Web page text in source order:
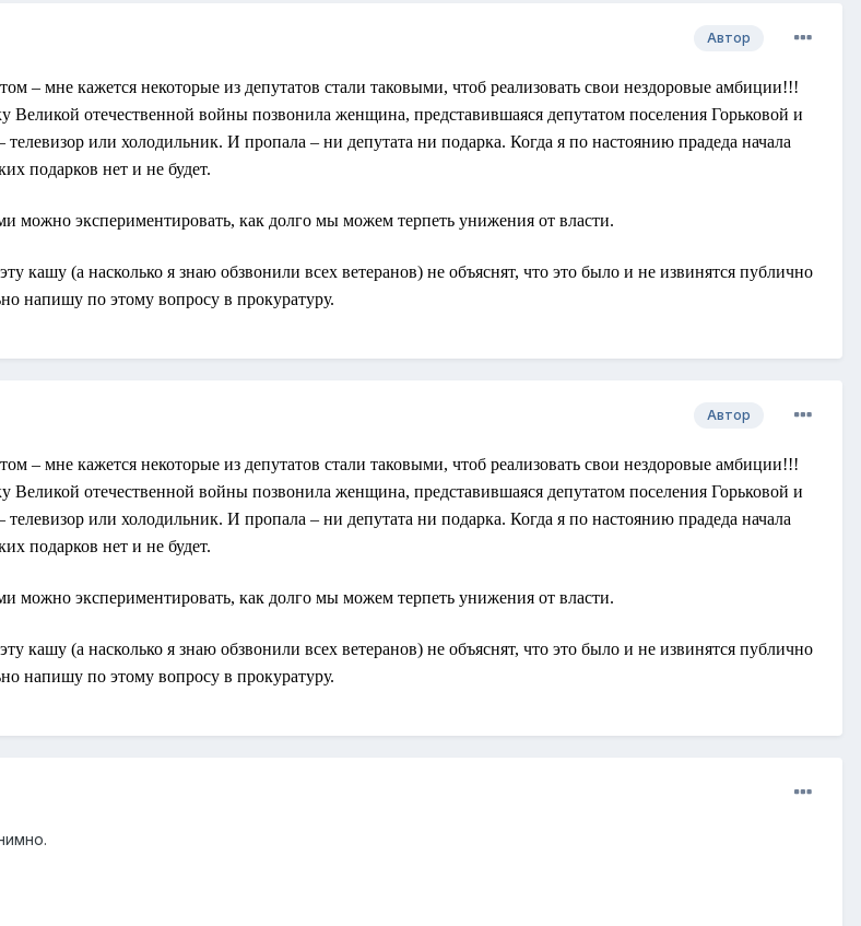
Автор
– мне кажется некоторые из депутатов стали таковыми, чтоб реализовать свои нездоровые амбиции!!!
Великой отечественной войны позвонила женщина, представившаяся депутатом поселения Горьковой и
или холодильник. И пропала – ни депутата ни подарка. Когда я по настоянию прадеда начала
подарков нет и не будет.
можно экспериментировать, как долго мы можем терпеть унижения от власти.
кашу (а насколько я знаю обзвонили всех ветеранов) не объяснят, что это было и не извинятся публично
напишу по этому вопросу в прокуратуру.
Автор
– мне кажется некоторые из депутатов стали таковыми, чтоб реализовать свои нездоровые амбиции!!!
Великой отечественной войны позвонила женщина, представившаяся депутатом поселения Горьковой и
или холодильник. И пропала – ни депутата ни подарка. Когда я по настоянию прадеда начала
подарков нет и не будет.
можно экспериментировать, как долго мы можем терпеть унижения от власти.
кашу (а насколько я знаю обзвонили всех ветеранов) не объяснят, что это было и не извинятся публично
напишу по этому вопросу в прокуратуру.